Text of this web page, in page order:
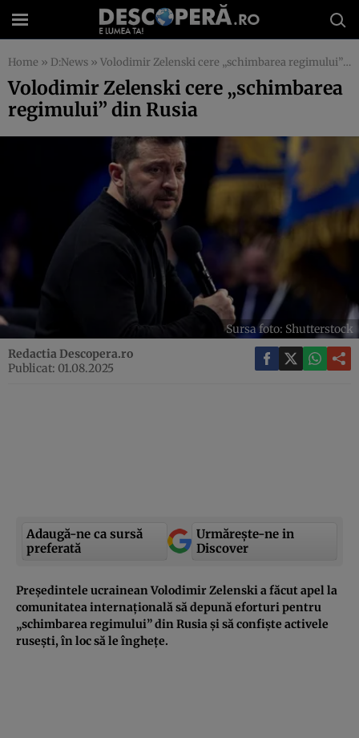
Home » D:News » Volodimir Zelenski cere „schimbarea regimului” din Rusia
Volodimir Zelenski cere „schimbarea
regimului” din Rusia
Sursa foto: Shutterstock
Redactia Descopera.ro
Publicat: 01.08.2025
Adaugă-ne ca sursă
preferată
Urmărește-ne in
Discover
Președintele ucrainean Volodimir Zelenski a făcut apel la
comunitatea internațională să depună eforturi pentru
„schimbarea regimului” din Rusia și să confiște activele
rusești, în loc să le înghețe.